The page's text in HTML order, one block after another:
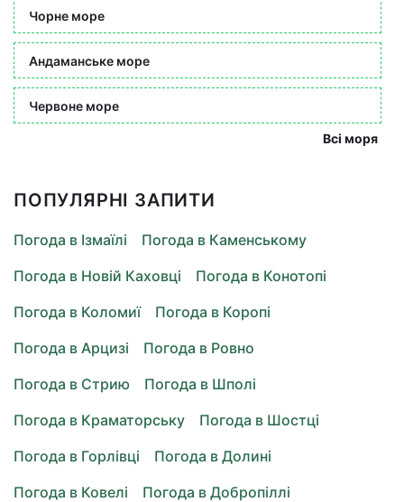
Чорне море
Андаманське море
Червоне море
Всі моря
ПОПУЛЯРНІ ЗАПИТИ
Погода в Ізмаїлі
Погода в Каменському
Погода в Новій Каховці
Погода в Конотопі
Погода в Коломиї
Погода в Коропі
Погода в Арцизі
Погода в Ровно
Погода в Стрию
Погода в Шполі
Погода в Краматорську
Погода в Шостці
Погода в Горлівці
Погода в Долині
Погода в Ковелі
Погода в Добропіллі